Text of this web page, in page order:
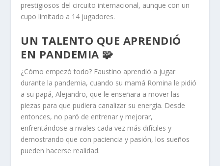
prestigiosos del circuito internacional, aunque con un
cupo limitado a 14 jugadores.
UN TALENTO QUE APRENDIÓ
EN PANDEMIA 🧩
¿Cómo empezó todo? Faustino aprendió a jugar
durante la pandemia, cuando su mamá Romina le pidió
a su papá, Alejandro, que le enseñara a mover las
piezas para que pudiera canalizar su energía. Desde
entonces, no paró de entrenar y mejorar,
enfrentándose a rivales cada vez más difíciles y
demostrando que con paciencia y pasión, los sueños
pueden hacerse realidad.